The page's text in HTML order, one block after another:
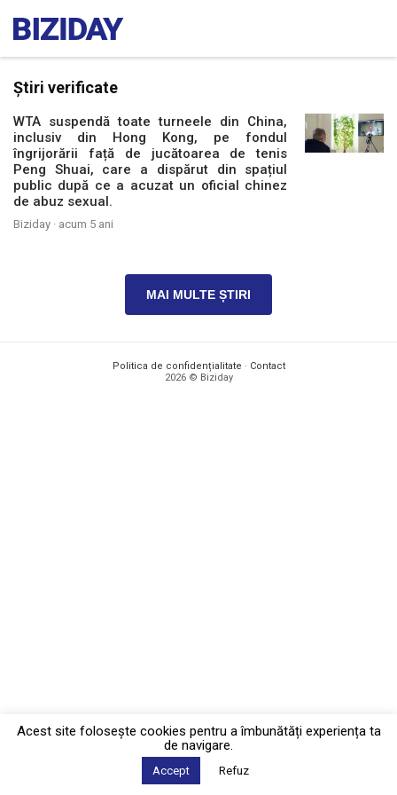
Știri verificate
WTA suspendă toate turneele din China,
inclusiv din Hong Kong, pe fondul
îngrijorării față de jucătoarea de tenis
Peng Shuai, care a dispărut din spațiul
public după ce a acuzat un oficial chinez
de abuz sexual.
Biziday · acum 5 ani
MAI MULTE ȘTIRI
Politica de confidențialitate · Contact
2026 © Biziday
Acest site foloseşte cookies pentru a îmbunătăți experiența ta
de navigare.
Accept Refuz